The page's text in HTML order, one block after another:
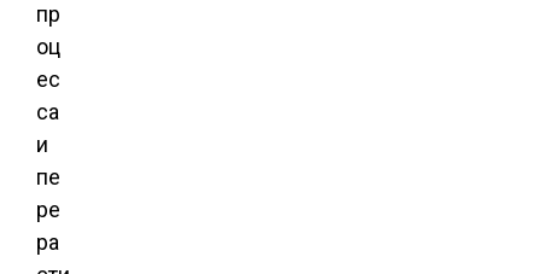
пр
оц
ес
са
и
пе
ре
ра